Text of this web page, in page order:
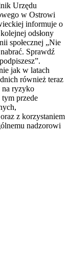
Urzędu
w Ostrowi
informuje o
odsłony
społecznej „Nie
Sprawdź
jak w latach
również teraz
na ryzyko
przede
z korzystaniem
nadzorowi